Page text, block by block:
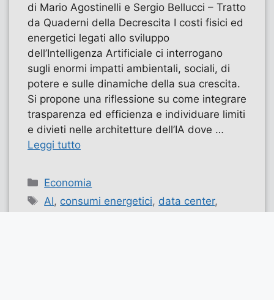
di Mario Agostinelli e Sergio Bellucci – Tratto
da Quaderni della Decrescita I costi fisici ed
energetici legati allo sviluppo
dell’Intelligenza Artificiale ci interrogano
sugli enormi impatti ambientali, sociali, di
potere e sulle dinamiche della sua crescita.
Si propone una riflessione su come integrare
trasparenza ed efficienza e individuare limiti
e divieti nelle architetture dell’IA dove …
Leggi tutto
Categorie
Economia
Tag
AI, consumi energetici, data center,